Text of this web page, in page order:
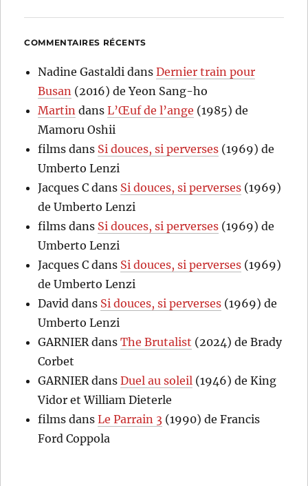
COMMENTAIRES RÉCENTS
Nadine Gastaldi dansDernier train pour
Busan (2016) de Yeon Sang-ho
Martin dansL’Œuf de l’ange (1985) de
Mamoru Oshii
films dans Si douces, si perverses (1969) de
Umberto Lenzi
Jacques C dans Si douces, si perverses (1969)
de Umberto Lenzi
films dans Si douces, si perverses (1969) de
Umberto Lenzi
Jacques C dans Si douces, si perverses (1969)
de Umberto Lenzi
David dans Si douces, si perverses (1969) de
Umberto Lenzi
GARNIER dansThe Brutalist (2024) de Brady
Corbet
GARNIER dansDuel au soleil (1946) de King
Vidor et William Dieterle
films dansLe Parrain 3 (1990) de Francis
Ford Coppola